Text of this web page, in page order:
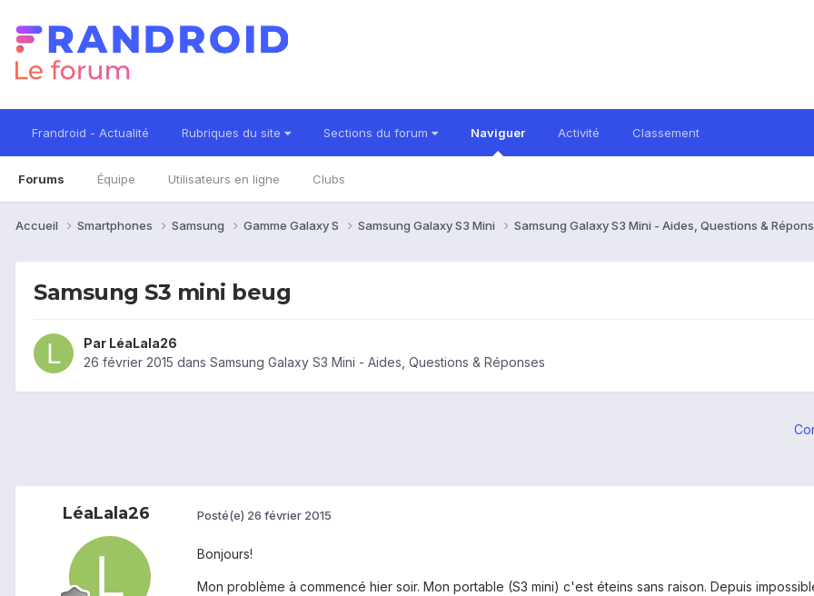
Frandroid - Actualité Rubriques du site Sections du forum Naviguer
Forums Équipe Utilisateurs en ligne Clubs
Activité Classement
Accueil Smartphones Samsung Gamme Galaxy S Samsung Galaxy S3 Mini Samsung Galaxy S3 Mini - Aides, Questions &
Samsung S3 mini beug
Par LéaLala26
26 février 2015 dans Samsung Galaxy S3 Mini - Aides, Questions & Réponses
LéaLala26 Posté(e) 26 février 2015
Bonjours!
Mon problème à commencé hier soir. Mon portable (S3 mini) c'est éteins sans raison. Depuis